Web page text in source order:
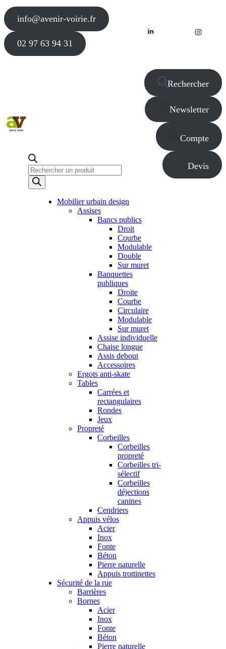
info@avenir-voirie.fr
02 97 63 94 31
Recherche
de
produits
Rechercher
Newsletter
Compte
Devis
Mobilier urbain design
Assises
Bancs publics
Droit
Courbe
Modulable
Double
Sur muret
Banquettes
publiques
Droite
Courbe
Circulaire
Modulable
Sur muret
Assise individuelle
Chaise longue
Assis debout
Accessoires
Ergots anti-skate
Tables
Carrées et
rectangulaires
Rondes
Jeux
Propreté
Corbeilles
Corbeilles
propreté
Corbeilles tri-
sélectif
Corbeilles
déjections
canines
Cendriers
Appuis vélos
Acier
Inox
Fonte
Béton
Pierre naturelle
Appuis trottinettes
Sécurité de la rue
Barrières
Bornes
Acier
Inox
Fonte
Béton
Pierre naturelle